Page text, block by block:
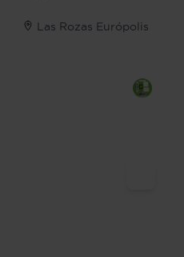
Las Rozas Európolis